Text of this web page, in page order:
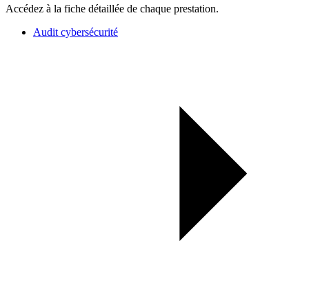
Accédez à la fiche détaillée de chaque prestation.
Audit cybersécurité